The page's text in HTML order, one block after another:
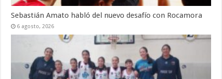
Sebastián Amato habló del nuevo desafío con Rocamora
6 agosto, 2026